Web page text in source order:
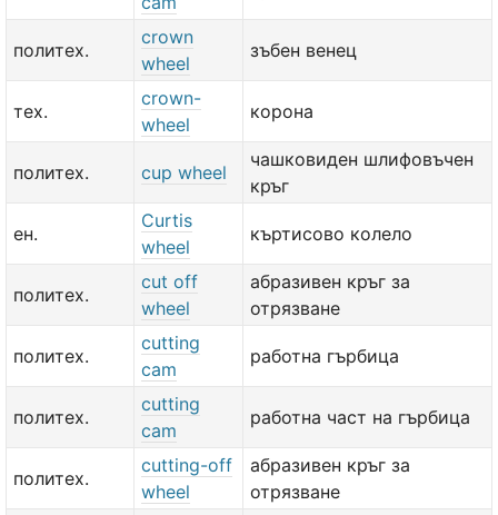
политех.
crown
wheel
зъбен венец
тех.
crown-
wheel
корона
политех. cup wheel
чашковиден шлифовъчен
кръг
ен.
Curtis
wheel
къртисово колело
политех.
cut off
wheel
абразивен кръг за
отрязване
политех.
cutting
cam
работна гърбица
политех.
cutting
cam
работна част на гърбица
политех.
cutting-off
wheel
абразивен кръг за
отрязване